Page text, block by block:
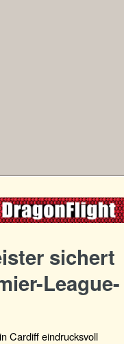
sichert
League-
Cardiff eindrucksvoll